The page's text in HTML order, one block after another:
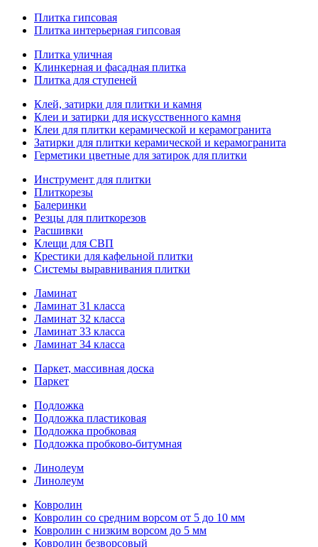
Плитка гипсовая
Плитка интерьерная гипсовая
Плитка уличная
Клинкерная и фасадная плитка
Плитка для ступеней
Клей, затирки для плитки и камня
Клеи и затирки для искусственного камня
Клеи для плитки керамической и керамогранита
Затирки для плитки керамической и керамогранита
Герметики цветные для затирок для плитки
Инструмент для плитки
Плиткорезы
Балеринки
Резцы для плиткорезов
Расшивки
Клещи для СВП
Крестики для кафельной плитки
Системы выравнивания плитки
Ламинат
Ламинат 31 класса
Ламинат 32 класса
Ламинат 33 класса
Ламинат 34 класса
Паркет, массивная доска
Паркет
Подложка
Подложка пластиковая
Подложка пробковая
Подложка пробково-битумная
Линолеум
Линолеум
Ковролин
Ковролин со средним ворсом от 5 до 10 мм
Ковролин с низким ворсом до 5 мм
Ковролин безворсовый